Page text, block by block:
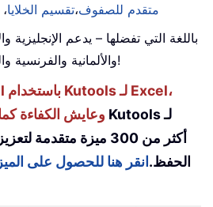
متقدم للصفوف،تقسيم الخلايا
والألمانية والفرنسية والصينية و40+ لغات أخرى!
وعايش الكفاءة
الحفظ.انقر هنا للحصول على